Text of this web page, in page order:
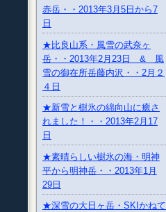
赤岳・・2013年3月5日から7
日
★比良山系・風雪の武奈ヶ
岳・・2013年2月23日 & 風
雪の御在所岳藤内沢・・2月２
４日
★新雪と樹氷の綿向山に癒さ
れました！・・2013年2月17
日
★素晴らしい樹氷の海・明神
平から明神岳・・2013年1月
29日
★深雪の大日ヶ岳・SKIかねて